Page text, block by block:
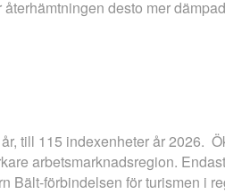
desto mer
till 115 indexenheter år 2026.
arbetsmarknadsregion.
Bält-förbindelsen för turismen i